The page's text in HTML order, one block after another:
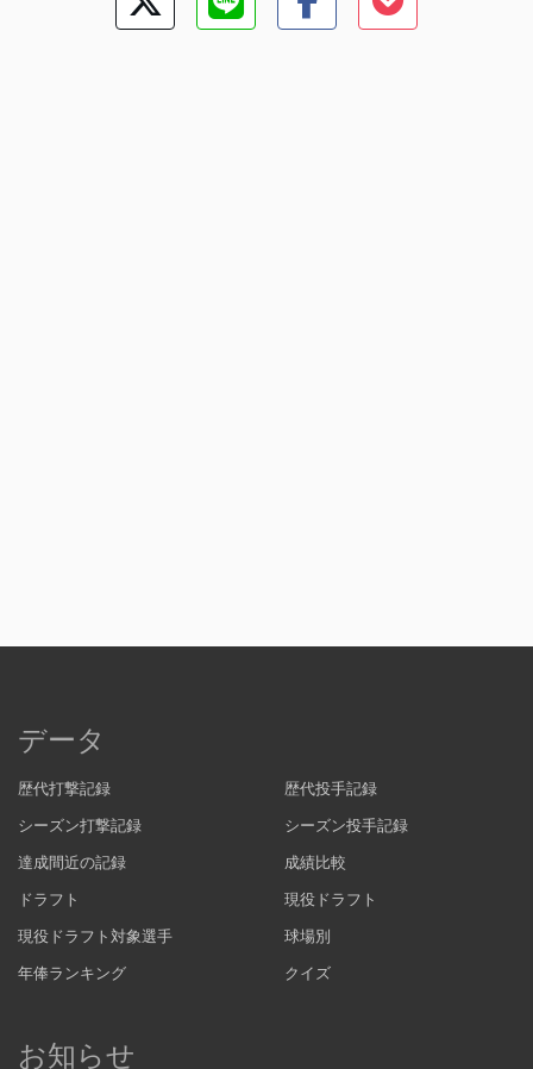
データ
歴代打撃記録
歴代投手記録
シーズン打撃記録
シーズン投手記録
達成間近の記録
成績比較
ドラフト
現役ドラフト
現役ドラフト対象選手
球場別
年俸ランキング
クイズ
お知らせ